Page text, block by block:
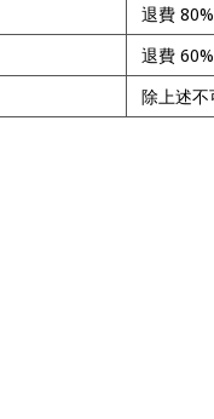
退費 80%
退費 60%
除上述